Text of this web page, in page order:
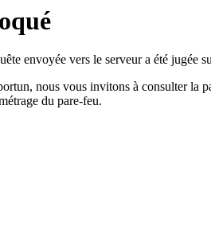
envoyée vers le serveur a été jugée
nous vous invitons à consulter la
du pare-feu.